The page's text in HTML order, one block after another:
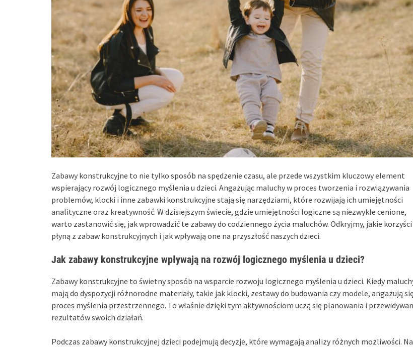
Zabawy konstrukcyjne to nie tylko sposób na spędzenie czasu, ale przede wszystkim kluczowy element
wspierający rozwój logicznego myślenia u dzieci. Angażując maluchy w proces tworzenia i rozwiązywania
problemów, klocki i inne zabawki konstrukcyjne stają się narzędziami, które rozwijają ich umiejętności
analityczne oraz kreatywność. W dzisiejszym świecie, gdzie umiejętności logiczne są niezwykle cenione,
warto zastanowić się, jak wprowadzić te zabawy do codziennego życia maluchów. Odkryjmy, jakie korzyści
płyną z zabaw konstrukcyjnych i jak wpływają one na przyszłość naszych dzieci.
Jak zabawy konstrukcyjne wpływają na rozwój logicznego myślenia u dzieci?
Zabawy konstrukcyjne to świetny sposób na wsparcie rozwoju logicznego myślenia u dzieci. Kiedy
mają do dyspozycji różnorodne materiały, takie jak klocki, zestawy do budowania czy modele, angażują
proces myślenia przestrzennego. To właśnie dzięki tym aktywnościom uczą się planowania i
rezultatów swoich działań.
Podczas zabawy konstrukcyjnej dzieci podejmują decyzje, które wymagają analizy różnych możliwości. Na